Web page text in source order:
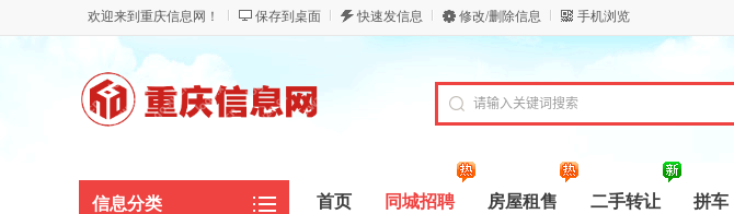
欢迎来到重庆信息网！ 保存到桌面 快速发信息 修改/删除信息 手机浏览
信息分类 首页 同城招聘 房屋租售 二手转让 拼车